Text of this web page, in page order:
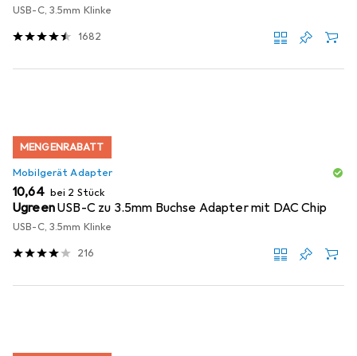
USB-C, 3.5mm Klinke
1682
MENGENRABATT
Mobilgerät Adapter
EUR
10,64 bei 2 Stück
UgreenUSB-C zu 3.5mm Buchse Adapter mit DAC Chip
USB-C, 3.5mm Klinke
216